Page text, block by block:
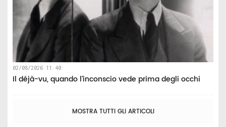
02/08/2026 11:40
Il déjà-vu, quando l’inconscio vede prima degli occhi
MOSTRA TUTTI GLI ARTICOLI